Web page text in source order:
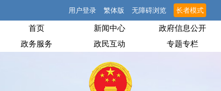
用户登录 繁体版 无障碍浏览 长者模式
首页 新闻中心
政府信息公开
政务服务
政民互动 专题专栏